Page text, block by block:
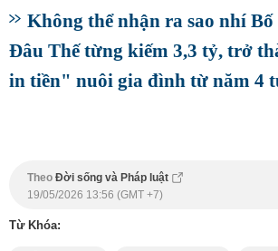
Không thể nhận ra sao nhí
Đâu Thế từng kiếm 3,3 tỷ, trở
in tiền" nuôi gia đình từ năm 4
Theo Đời sống và Pháp luật
19/05/2026 13:56 (GMT +7)
Từ Khóa: